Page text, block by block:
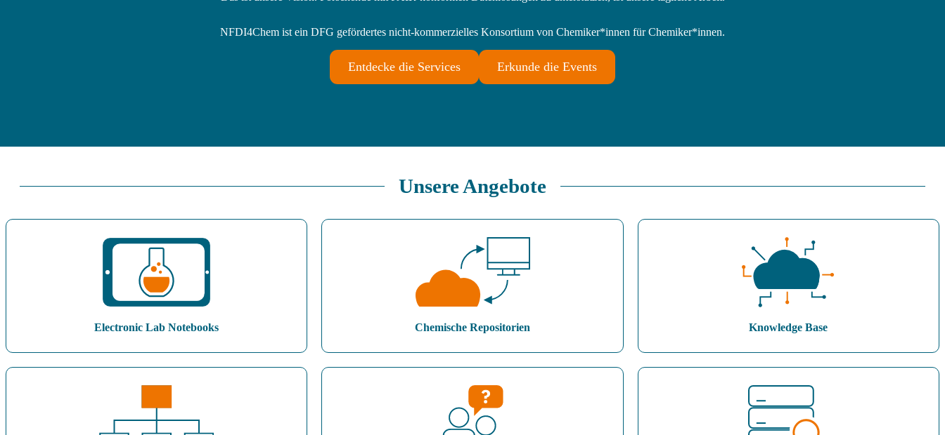
NFDI4Chem ist ein DFG gefördertes nicht-kommerzielles Konsortium von Chemiker*innen für Chemiker*innen.
Entdecke die Services Erkunde die Events
Unsere Angebote
Electronic Lab Notebooks Chemische Repositorien Knowledge Base